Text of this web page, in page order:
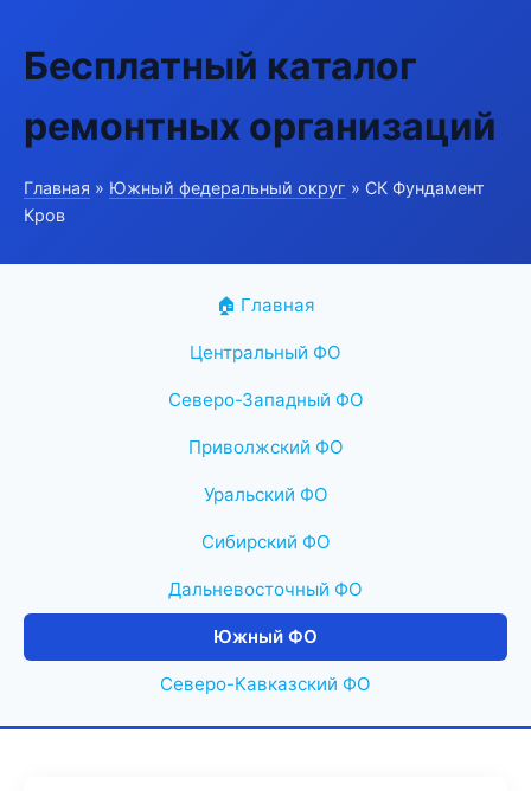
Бесплатный каталог
ремонтных организаций
Главная » Южный федеральный округ » СК Фундамент
Кров
🏠 Главная
Центральный ФО
Северо-Западный ФО
Приволжский ФО
Уральский ФО
Сибирский ФО
Дальневосточный ФО
Южный ФО
Северо-Кавказский ФО